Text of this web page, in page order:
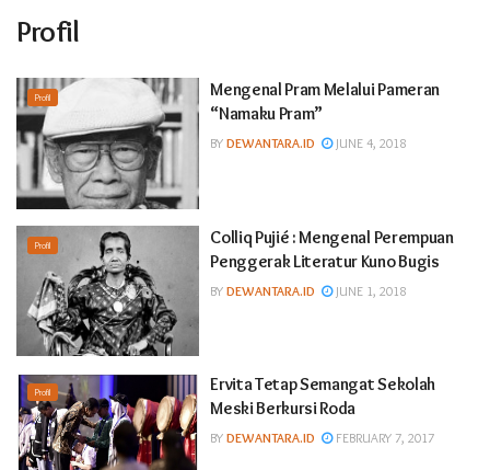
Profil
Profil
Mengenal Pram Melalui Pameran
“Namaku Pram”
BY DEWANTARA.ID JUNE 4, 2018
Profil
Colliq Pujié : Mengenal Perempuan
Penggerak Literatur Kuno Bugis
BY DEWANTARA.ID JUNE 1, 2018
Profil
Ervita Tetap Semangat Sekolah
Meski Berkursi Roda
BY DEWANTARA.ID FEBRUARY 7, 2017